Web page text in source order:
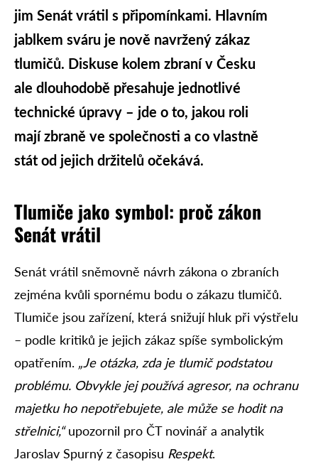
jim Senát vrátil s připomínkami. Hlavním
jablkem sváru je nově navržený zákaz
tlumičů. Diskuse kolem zbraní v Česku
ale dlouhodobě přesahuje jednotlivé
technické úpravy – jde o to, jakou roli
mají zbraně ve společnosti a co vlastně
stát od jejich držitelů očekává.
Tlumiče jako symbol: proč zákon
Senát vrátil
Senát vrátil sněmovně návrh zákona o zbraních
zejména kvůli spornému bodu o zákazu tlumičů.
Tlumiče jsou zařízení, která snižují hluk při výstřelu
– podle kritiků je jejich zákaz spíše symbolickým
opatřením. „Je otázka, zda je tlumič podstatou
problému. Obvykle jej používá agresor, na ochranu
majetku ho nepotřebujete, ale může se hodit na
střelnici,“upozornil pro ČT novinář a analytik
Jaroslav Spurný z časopisu Respekt.